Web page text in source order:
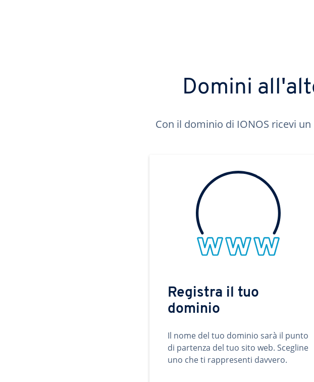
Domini
Con il dominio di IONOS ricevi
Registra il tuo
dominio
Il nome del tuo dominio sarà il punto
di partenza del tuo sito web. Scegline
uno che ti rappresenti davvero.